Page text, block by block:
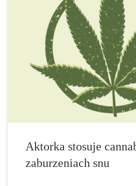
Aktorka Charlize Theron stosuje
zaburzeniach snu. Problemy ze snem są
problemów zdrowotnych w Stanach
American Sleep Association, od 50 do 70
mieszkańców Ameryki cierpi na
Aktorka stosuje
zaburzeniach snu